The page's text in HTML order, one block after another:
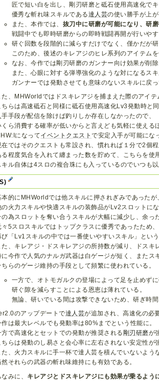
匠で短い白を出し、剛刃研磨と砥石使用高速化でキ
優秀な斬れ味スキルである達人芸の使い勝手が上
また、本作では、 抜刀中に研磨が可能になり、研
戦闘中でも即時研磨からの即時戦闘再開が行いやす
研ぐ回数を段階的に減らすだけでなく、僅かだが研
このため、後述のキレアジのヒレ系列のアイテム
なお、今作では剛刃研磨のガンナー向け効果が削除
また、心眼に対する弾導強化のような対になるスキ
ガンナーでは発動させても意味のないスキルに戻っ
た、MHWorldではドスキレアジを捕まえた際のアイテ
ちらは高速砥石と同様に砥石使用高速化Lv3発動時と
手手段が配信を除けば釣りしか存在しなかったので、
くら消費する確率が低いからと言えども気軽に使える
になってイベントクエストで安定入手が可能にな
在ではそのクエストも常設され、慣れれば１分で2個
る程度気合を入れて纏まった数を貯めて、こちらを使
キル自体は4スロの複合珠にも入っているのでいつも以
本的にMHWorldでは他スキルに押されぎみであった
の火力スキルや快適スキルの装飾品がLv2スロットに
の為スロットを奪い合うスキルが大幅に減少し、余っ
々5スロスキルではトップクラスに優秀であったため、
び「Lv1スキルの中では一番使いやすいスキル」とい
た、キレアジ・ドスキレアジの所持数が減り、ドスキ
に今作で人気のナルガ武器は白ゲージが短く、またス
ちらのゲージ維持の手段として頻繁に使われている。
一方で、オトモガルクの登場によって足を止めず
研ぐ隙を減らすことによる恩恵は薄れている。
無論、研いでいる間は攻撃できないため、研ぎ時
のアップデートで達人芸が追加され、高速化の必
作は最大レベルでも発動率は80%までという性能に。
方で高速化とセットでの発動が推奨される 剛刃研磨が
ちらは発動のし易さと会心率に左右されない安定性が
た、火力スキルに手一杯で達人芸を積んでいないよう
然それらの武器の斬れ味維持にも有効である。
なみに、 キレアジとドスキレアジにも効果が乗るよう